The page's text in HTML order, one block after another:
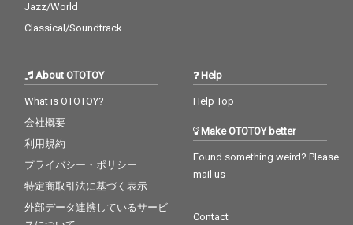
Jazz/World
Classical/Soundtrack
About OTOTOY
What is OTOTOY?
会社概要
利用規約
プライバシー・ポリシー
特定商取引法に基づく表示
外部データ連携しているサービ
Help
Help Top
Make OTOTOY better
Found something weird? Please
mail us
Contact